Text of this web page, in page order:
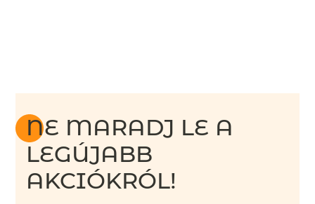
NE MARADJ LE A
LEGÚJABB
AKCIÓKRÓL!